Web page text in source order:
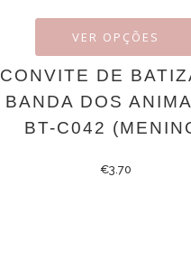
VER OPÇÕES
CONVITE DE
BANDA DOS
BT-C042
€3.70